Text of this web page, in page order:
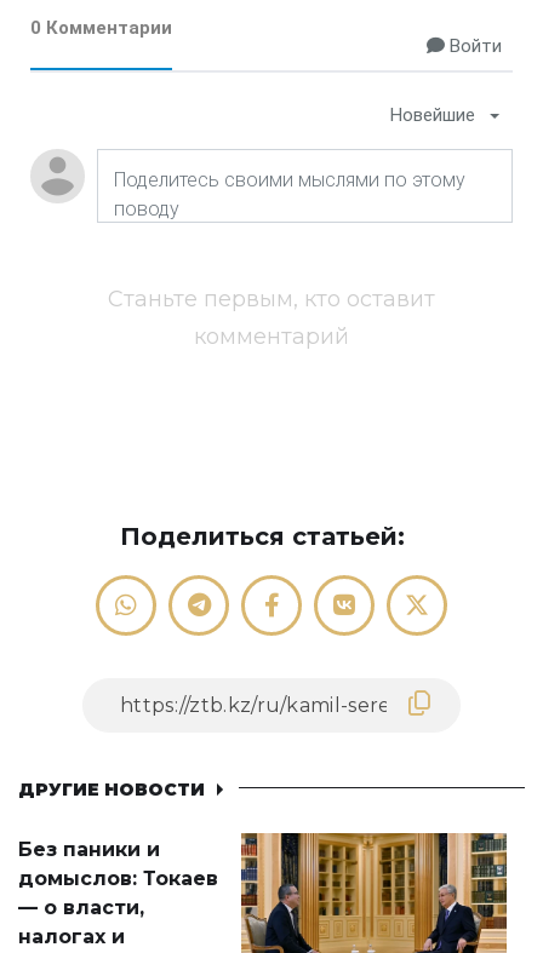
0 Комментарии
Войти
Новейшие
Станьте первым, кто оставит
комментарий
Поделиться статьей:
ДРУГИЕ НОВОСТИ
Без паники и
домыслов: Токаев
— о власти,
налогах и